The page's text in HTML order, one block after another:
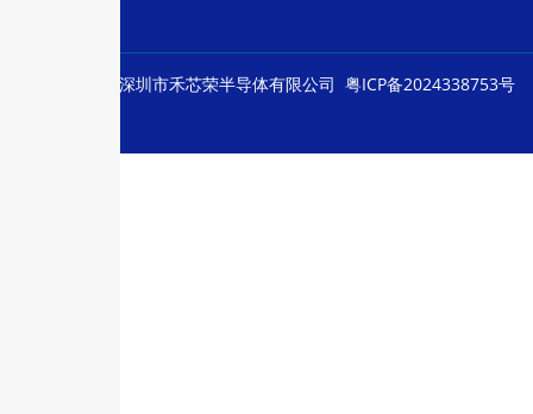
深圳市禾芯荣半导体有限公司 粤ICP备2024338753号